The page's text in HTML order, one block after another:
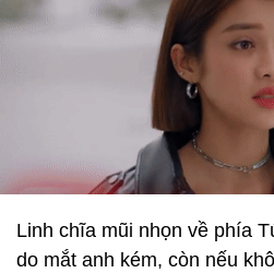
Linh chĩa mũi nhọn về phía
do mắt anh kém, còn nếu